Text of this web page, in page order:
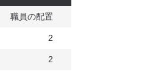
職員の配置
2
2